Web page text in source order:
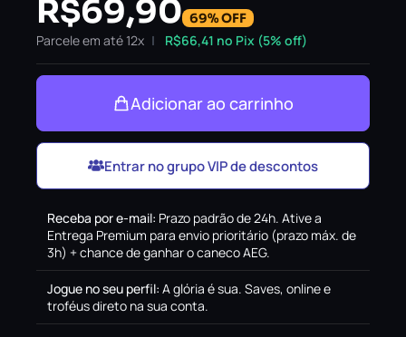
R$69,90 69% OFF
Parcele em até 12x R$66,41 no Pix (5% off)
Adicionar ao carrinho
Entrar no grupo VIP de descontos
Receba por e-mail: Prazo padrão de 24h. Ative a
Entrega Premium para envio prioritário (prazo máx. de
3h) + chance de ganhar o caneco AEG.
Jogue no seu perfil: A glória é sua. Saves, online e
troféus direto na sua conta.